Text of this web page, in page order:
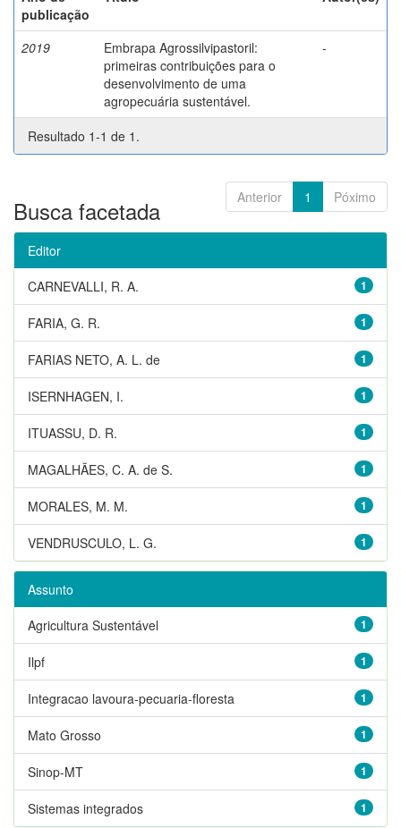
publicação
2019
Embrapa Agrossilvipastoril:
primeiras contribuições para o
desenvolvimento de uma
agropecuária sustentável.
-
Resultado 1-1 de 1.
Anterior 1 Póximo
Busca facetada
Editor
1
CARNEVALLI, R. A.
1
FARIA, G. R.
1
FARIAS NETO, A. L. de
1
ISERNHAGEN, I.
1
ITUASSU, D. R.
1
MAGALHÃES, C. A. de S.
1
MORALES, M. M.
1
VENDRUSCULO, L. G.
Assunto
1
Agricultura Sustentável
1
Ilpf
1
Integracao lavoura-pecuaria-floresta
1
Mato Grosso
1
Sinop-MT
1
Sistemas integrados